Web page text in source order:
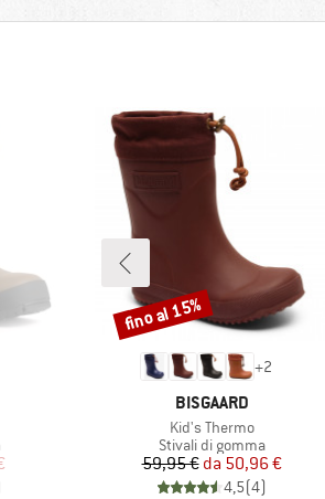
+2
MARCHIO
BISGAARD
Articolo
Kid's Thermo
Gruppo di prodotti
Stivali di gomma
Prezzo
59,95 € Prezzo ridotto
da 50,96 €
4,5(4)
Sconto
fino al 15%